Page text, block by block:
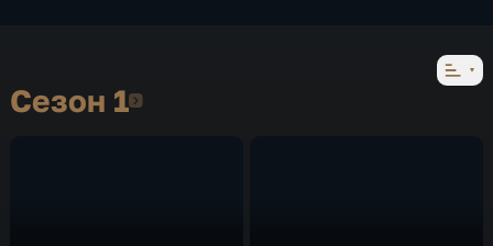
Сезон 1Сезон 1